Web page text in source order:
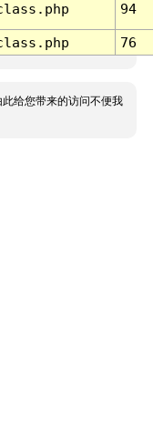
94
76
给您带来的访问不便我